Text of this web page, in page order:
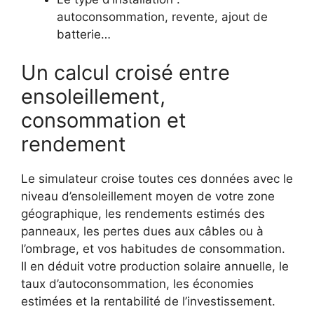
autoconsommation, revente, ajout de
batterie…
Un calcul croisé entre
ensoleillement,
consommation et
rendement
Le simulateur croise toutes ces données avec le
niveau d’ensoleillement moyen de votre zone
géographique, les rendements estimés des
panneaux, les pertes dues aux câbles ou à
l’ombrage, et vos habitudes de consommation.
Il en déduit votre production solaire annuelle, le
taux d’autoconsommation, les économies
estimées et la rentabilité de l’investissement.